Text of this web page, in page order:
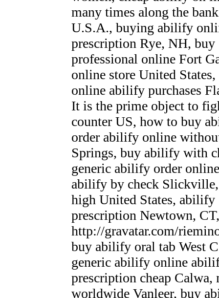
many times along the
U.S.A., buying abilify
prescription Rye, NH,
professional online Fort
online store United
online abilify purchases
It is the prime object to
counter US, how to buy
order abilify online
Springs, buy abilify with
generic abilify order
abilify by check
high United States,
prescription Newtown,
http://gravatar.com/
buy abilify oral tab West
generic abilify online
prescription cheap
worldwide Vanleer, buy